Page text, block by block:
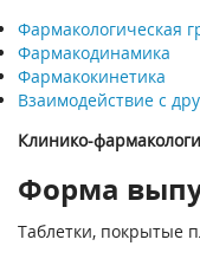
Фармакологическая
Фармакодинамика
Фармакокинетика
Взаимодействие с
Клинико-
Форма
Таблетки, покрытые